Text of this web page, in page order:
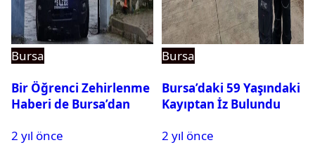
Bursa
Bir Öğrenci Zehirlenme
Haberi de Bursa’dan
2 yıl önce
Bursa
Bursa’daki 59 Yaşındaki
Kayıptan İz Bulundu
2 yıl önce